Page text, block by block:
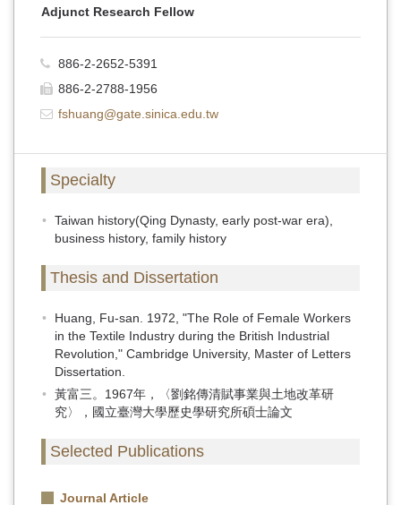
Adjunct Research Fellow
886-2-2652-5391
886-2-2788-1956
fshuang@gate.sinica.edu.tw
Specialty
Taiwan history(Qing Dynasty, early post-war era),
business history, family history
Thesis and Dissertation
Huang, Fu-san. 1972, "The Role of Female Workers
in the Textile Industry during the British Industrial
Revolution," Cambridge University, Master of Letters
Dissertation.
黃富三。1967年，〈劉銘傳清賦事業與土地改革研
究〉，國立臺灣大學歷史學研究所碩士論文
Selected Publications
Journal Article